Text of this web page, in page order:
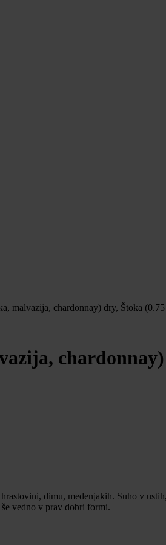
malvazija, chardonnay) dry, Štoka
dimu, medenjakih. Suho v
vedno v prav dobri formi.